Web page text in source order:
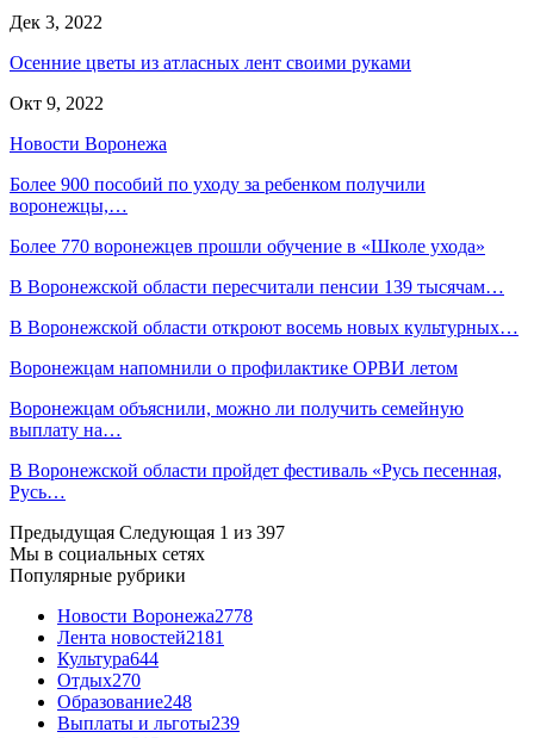
Дек 3, 2022
Осенние цветы из атласных лент своими руками
Окт 9, 2022
Новости Воронежа
Более 900 пособий по уходу за ребенком получили
воронежцы,…
Более 770 воронежцев прошли обучение в «Школе ухода»
В Воронежской области пересчитали пенсии 139 тысячам…
В Воронежской области откроют восемь новых культурных…
Воронежцам напомнили о профилактике ОРВИ летом
Воронежцам объяснили, можно ли получить семейную
выплату на…
В Воронежской области пройдет фестиваль «Русь песенная,
Русь…
Предыдущая Следующая 1 из 397
Мы в социальных сетях
Популярные рубрики
Новости Воронежа2778
Лента новостей2181
Культура644
Отдых270
Образование248
Выплаты и льготы239